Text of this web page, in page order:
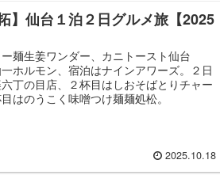
】仙台１泊２日グルメ旅【2025
麺生姜ワンダー、カニトースト仙台
ホルモン、宿泊はナインアワーズ。２日
丁の目店、２杯目はしおそばとりチャー
はのうこく味噌つけ麺麺処松。
2025.10.18